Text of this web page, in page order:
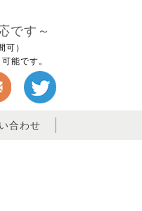
です～
）
能です。
合わせ